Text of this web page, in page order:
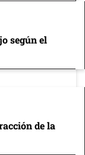
según el
de la